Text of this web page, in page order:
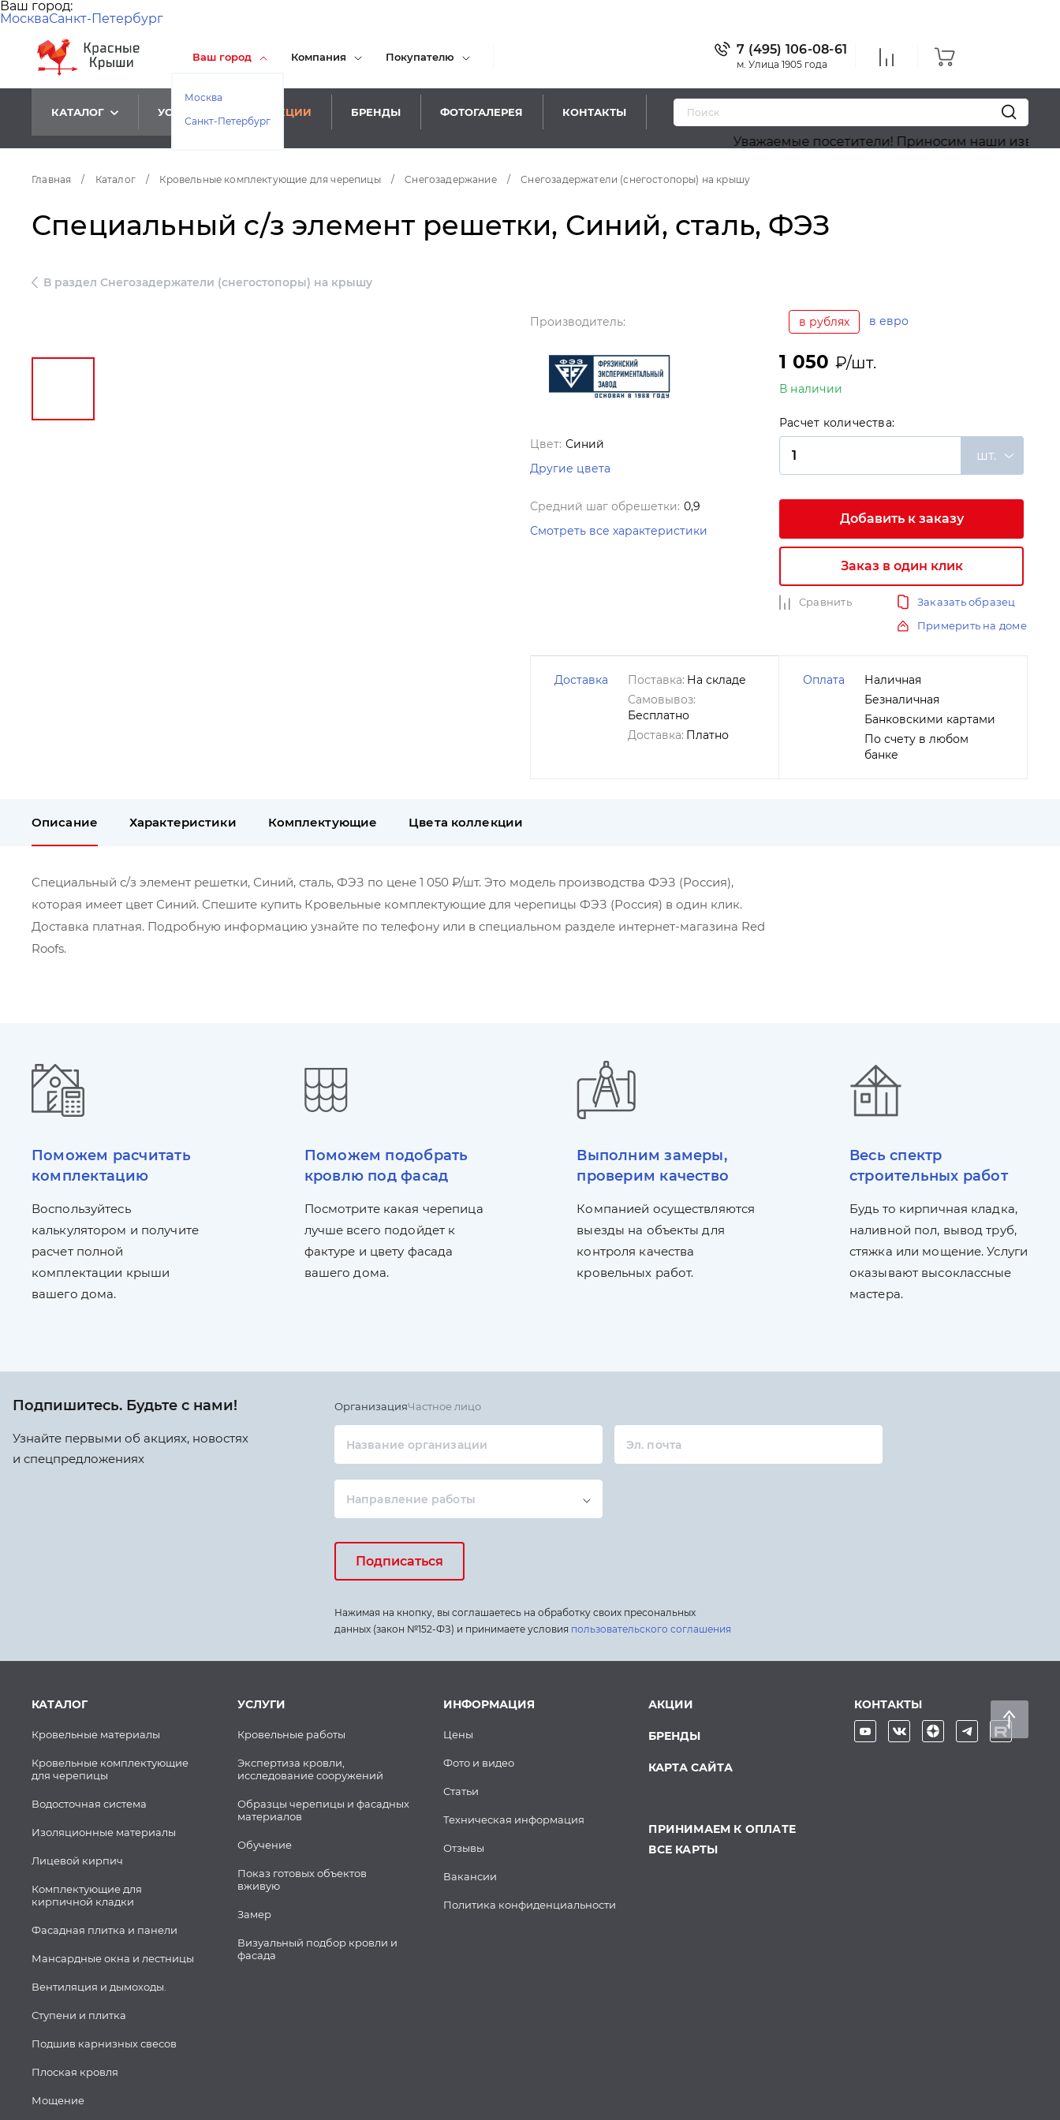
Ваш город:
МоскваСанкт-Петербург
Ваш город
Москва
Санкт-Петербург
Компания Покупателю
7 (495) 106-08-61
м. Улица 1905 года
КАТАЛОГ УСЛУГИ АКЦИИ БРЕНДЫ ФОТОГАЛЕРЕЯ КОНТАКТЫ
Уважаемые посетители! Приносим наши извинения, на
Главная / Каталог / Кровельные комплектующие для черепицы / Cнегозадержание / Снегозадержатели (снегостопоры) на крышу
Специальный c/з элемент решетки, Синий, сталь, ФЭЗ
В раздел Снегозадержатели (снегостопоры) на крышу
Производитель:
Цвет: Синий
Другие цвета
Средний шаг обрешетки: 0,9
Смотреть все характеристики
в рублях в евро
1 050 ₽/шт.
В наличии
Расчет количества:
шт.
Добавить к заказу
Заказ в один клик
Сравнить
Заказать образец
Примерить на доме
Доставка Поставка: На складе
Самовывоз:
Бесплатно
Доставка: Платно
Оплата
Наличная
Безналичная
Банковскими картами
По счету в любом
банке
Описание Характеристики Комплектующие Цвета коллекции
Специальный c/з элемент решетки, Синий, сталь, ФЭЗ по цене 1 050 ₽/шт. Это модель производства ФЭЗ (Россия),
которая имеет цвет Синий. Спешите купить Кровельные комплектующие для черепицы ФЭЗ (Россия) в один клик.
Доставка платная. Подробную информацию узнайте по телефону или в специальном разделе интернет-магазина Red
Roofs.
Поможем расчитать
комплектацию
Воспользуйтесь
калькулятором и получите
расчет полной
комплектации крыши
вашего дома.
Поможем подобрать
кровлю под фасад
Посмотрите какая черепица
лучше всего подойдет к
фактуре и цвету фасада
вашего дома.
Выполним замеры,
проверим качество
Компанией осуществляются
выезды на объекты для
контроля качества
кровельных работ.
Весь спектр
строительных работ
Будь то кирпичная кладка,
наливной пол, вывод труб,
стяжка или мощение. Услуги
оказывают высоклассные
мастера.
Подпишитесь. Будьте с нами!
Узнайте первыми об акциях, новостях
и спецпредложениях
ОрганизацияЧастное лицо
Название организации Эл. почта
Направление работы
Подписаться
Нажимая на кнопку, вы соглашаетесь на обработку своих пресональных
данных (закон №152-ФЗ) и принимаете условия пользовательского соглашения
КАТАЛОГ
Кровельные материалы
Кровельные комплектующие
для черепицы
Водосточная система
Изоляционные материалы
Лицевой кирпич
Комплектующие для
кирпичной кладки
Фасадная плитка и панели
Мансардные окна и лестницы
Вентиляция и дымоходы.
Ступени и плитка
Подшив карнизных свесов
Плоская кровля
Мощение
УСЛУГИ
Кровельные работы
Экспертиза кровли,
исследование сооружений
Образцы черепицы и фасадных
материалов
Обучение
Показ готовых объектов
вживую
Замер
Визуальный подбор кровли и
фасада
ИНФОРМАЦИЯ
Цены
Фото и видео
Статьи
Техническая информация
Отзывы
Вакансии
Политика конфиденциальности
АКЦИИ
БРЕНДЫ
КАРТА САЙТА
ПРИНИМАЕМ К ОПЛАТЕ
ВСЕ КАРТЫ
КОНТАКТЫ